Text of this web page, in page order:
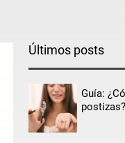
Últimos posts
Guía:
postizas?